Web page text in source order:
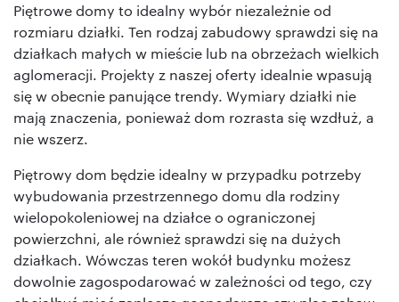
Piętrowe domy to idealny wybór niezależnie od
rozmiaru działki. Ten rodzaj zabudowy sprawdzi się na
działkach małych w mieście lub na obrzeżach wielkich
aglomeracji. Projekty z naszej oferty idealnie wpasują
się w obecnie panujące trendy. Wymiary działki nie
mają znaczenia, ponieważ dom rozrasta się wzdłuż, a
nie wszerz.
Piętrowy dom będzie idealny w przypadku potrzeby
wybudowania przestrzennego domu dla rodziny
wielopokoleniowej na działce o ograniczonej
powierzchni, ale również sprawdzi się na dużych
działkach. Wówczas teren wokół budynku możesz
dowolnie zagospodarować w zależności od tego, czy